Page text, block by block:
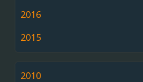
2016
2015
2010